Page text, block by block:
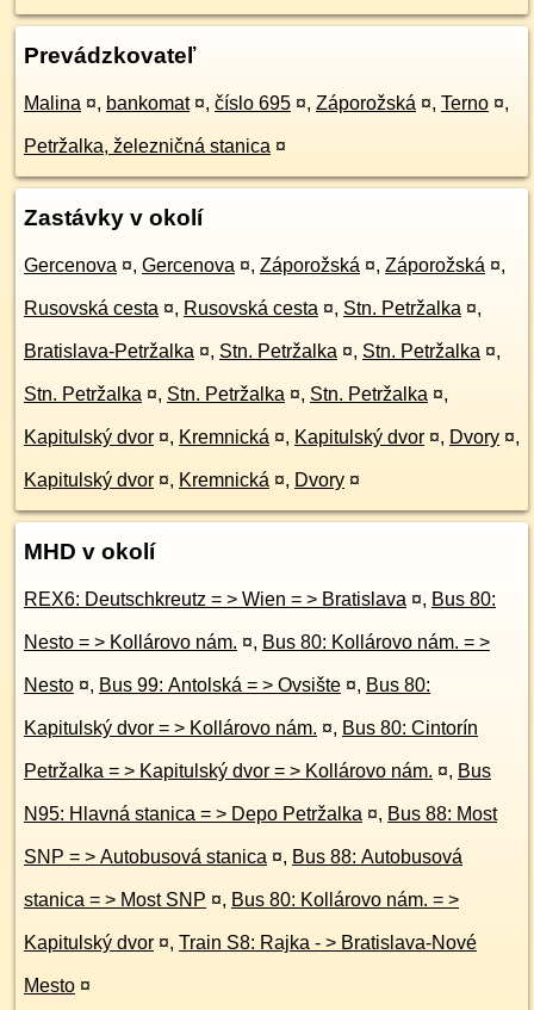
Prevádzkovateľ
Malina ¤, bankomat ¤, číslo 695 ¤, Záporožská ¤, Terno ¤,
Petržalka, železničná stanica ¤
Zastávky v okolí
Gercenova ¤, Gercenova ¤, Záporožská ¤, Záporožská ¤,
Rusovská cesta ¤, Rusovská cesta ¤, Stn. Petržalka ¤,
Bratislava-Petržalka ¤, Stn. Petržalka ¤, Stn. Petržalka ¤,
Stn. Petržalka ¤, Stn. Petržalka ¤, Stn. Petržalka ¤,
Kapitulský dvor ¤, Kremnická ¤, Kapitulský dvor ¤, Dvory ¤,
Kapitulský dvor ¤, Kremnická ¤, Dvory ¤
MHD v okolí
REX6: Deutschkreutz = > Wien = > Bratislava ¤, Bus 80:
Nesto = > Kollárovo nám. ¤, Bus 80: Kollárovo nám. = >
Nesto ¤, Bus 99: Antolská = > Ovsište ¤, Bus 80:
Kapitulský dvor = > Kollárovo nám. ¤, Bus 80: Cintorín
Petržalka = > Kapitulský dvor = > Kollárovo nám. ¤, Bus
N95: Hlavná stanica = > Depo Petržalka ¤, Bus 88: Most
SNP = > Autobusová stanica ¤, Bus 88: Autobusová
stanica = > Most SNP ¤, Bus 80: Kollárovo nám. = >
Kapitulský dvor ¤, Train S8: Rajka - > Bratislava-Nové
Mesto ¤